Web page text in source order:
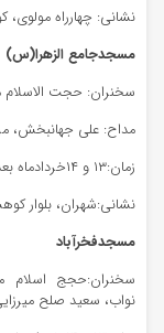
نشانی: چهارراه مولوی،
مسجدجامع الزهرا(س)
سخنران: حجت الاسلام
مداح: علی جهانبخش،
زمان:۱۳ و ۱۴خردادماه بعد از نماز مغرب و عشا
نشانی:شهران، بلوار
مسجدفخرآباد
سخنران:حجج اسلام
نواب، سعید صلح